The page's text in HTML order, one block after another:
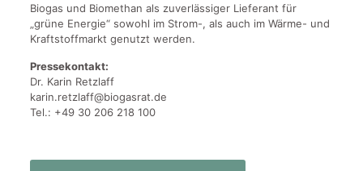
Biogas und Biomethan als zuverlässiger Lieferant für
„grüne Energie“ sowohl im Strom-, als auch im Wärme- und
Kraftstoffmarkt genutzt werden.
Pressekontakt:
Dr. Karin Retzlaff
karin.retzlaff@biogasrat.de
Tel.: +49 30 206 218 100